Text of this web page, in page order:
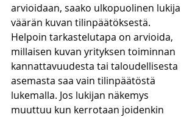
arvioidaan, saako ulkopuolinen lukija
väärän kuvan tilinpäätöksestä.
Helpoin tarkastelutapa on arvioida,
millaisen kuvan yrityksen toiminnan
kannattavuudesta tai taloudellisesta
asemasta saa vain tilinpäätöstä
lukemalla. Jos lukijan näkemys
muuttuu kun kerrotaan joidenkin